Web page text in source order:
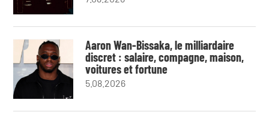
Aaron Wan-Bissaka, le milliardaire
discret : salaire, compagne, maison,
voitures et fortune
5.08.2026